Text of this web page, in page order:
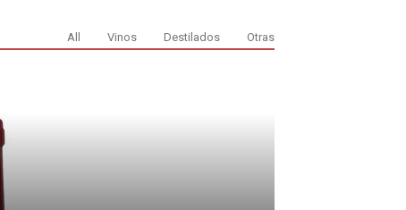
All Vinos Destilados Otras